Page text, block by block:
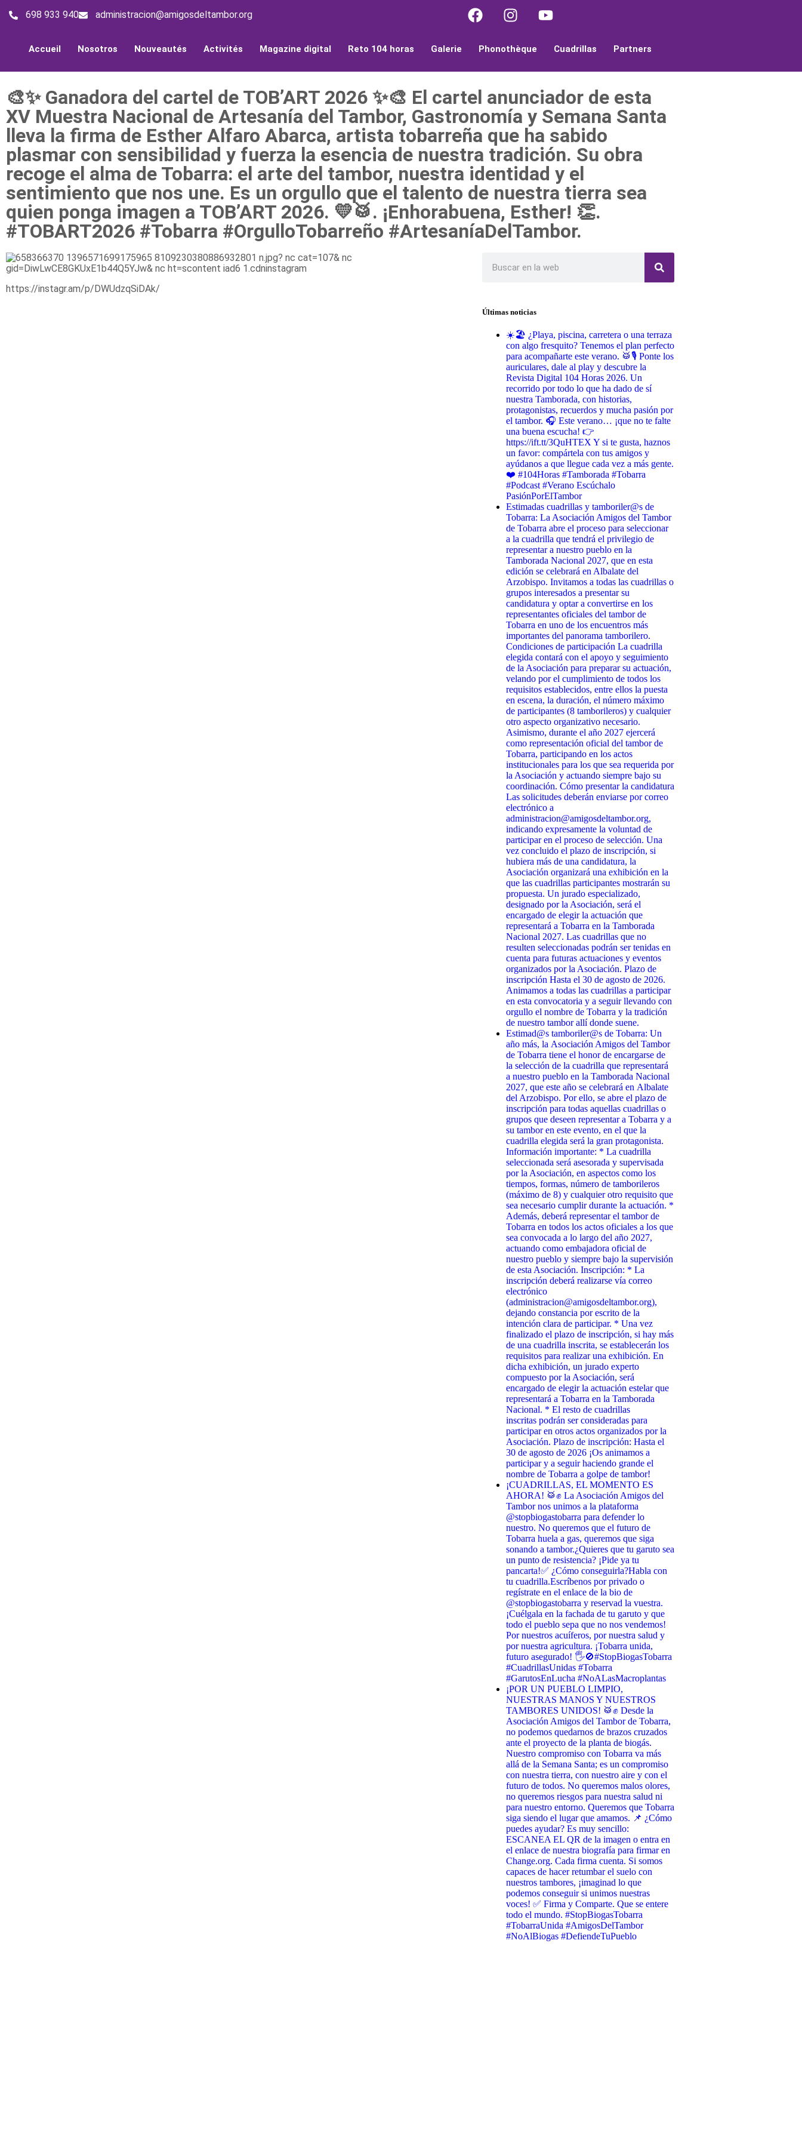
698 933 940 administracion@amigosdeltambor.org
Accueil Nosotros Nouveautés Activités Magazine digital Reto 104 horas Galerie Phonothèque Cuadrillas Partners
🎨✨ Ganadora del cartel de TOB’ART 2026 ✨🎨 El cartel anunciador de esta
XV Muestra Nacional de Artesanía del Tambor, Gastronomía y Semana Santa
lleva la firma de Esther Alfaro Abarca, artista tobarreña que ha sabido
plasmar con sensibilidad y fuerza la esencia de nuestra tradición. Su obra
recoge el alma de Tobarra: el arte del tambor, nuestra identidad y el
sentimiento que nos une. Es un orgullo que el talento de nuestra tierra sea
quien ponga imagen a TOB’ART 2026. 💛🥁. ¡Enhorabuena, Esther! 👏.
#TOBART2026 #Tobarra #OrgulloTobarreño #ArtesaníaDelTambor.
https://instagr.am/p/DWUdzqSiDAk/
Últimas noticias
☀️🏖️ ¿Playa, piscina, carretera o una terraza
con algo fresquito? Tenemos el plan perfecto
para acompañarte este verano. 🥁🎙️ Ponte los
auriculares, dale al play y descubre la
Revista Digital 104 Horas 2026. Un
recorrido por todo lo que ha dado de sí
nuestra Tamborada, con historias,
protagonistas, recuerdos y mucha pasión por
el tambor. 🎧 Este verano… ¡que no te falte
una buena escucha! 👉
https://ift.tt/3QuHTEX Y si te gusta, haznos
un favor: compártela con tus amigos y
ayúdanos a que llegue cada vez a más gente.
❤️ #104Horas #Tamborada #Tobarra
#Podcast #Verano Escúchalo
PasiónPorElTambor
Estimadas cuadrillas y tamboriler@s de
Tobarra: La Asociación Amigos del Tambor
de Tobarra abre el proceso para seleccionar
a la cuadrilla que tendrá el privilegio de
representar a nuestro pueblo en la
Tamborada Nacional 2027, que en esta
edición se celebrará en Albalate del
Arzobispo. Invitamos a todas las cuadrillas o
grupos interesados a presentar su
candidatura y optar a convertirse en los
representantes oficiales del tambor de
Tobarra en uno de los encuentros más
importantes del panorama tamborilero.
Condiciones de participación La cuadrilla
elegida contará con el apoyo y seguimiento
de la Asociación para preparar su actuación,
velando por el cumplimiento de todos los
requisitos establecidos, entre ellos la puesta
en escena, la duración, el número máximo
de participantes (8 tamborileros) y cualquier
otro aspecto organizativo necesario.
Asimismo, durante el año 2027 ejercerá
como representación oficial del tambor de
Tobarra, participando en los actos
institucionales para los que sea requerida por
la Asociación y actuando siempre bajo su
coordinación. Cómo presentar la candidatura
Las solicitudes deberán enviarse por correo
electrónico a
administracion@amigosdeltambor.org,
indicando expresamente la voluntad de
participar en el proceso de selección. Una
vez concluido el plazo de inscripción, si
hubiera más de una candidatura, la
Asociación organizará una exhibición en la
que las cuadrillas participantes mostrarán su
propuesta. Un jurado especializado,
designado por la Asociación, será el
encargado de elegir la actuación que
representará a Tobarra en la Tamborada
Nacional 2027. Las cuadrillas que no
resulten seleccionadas podrán ser tenidas en
cuenta para futuras actuaciones y eventos
organizados por la Asociación. Plazo de
inscripción Hasta el 30 de agosto de 2026.
Animamos a todas las cuadrillas a participar
en esta convocatoria y a seguir llevando con
orgullo el nombre de Tobarra y la tradición
de nuestro tambor allí donde suene.
Estimad@s tamboriler@s de Tobarra: Un
año más, la Asociación Amigos del Tambor
de Tobarra tiene el honor de encargarse de
la selección de la cuadrilla que representará
a nuestro pueblo en la Tamborada Nacional
2027, que este año se celebrará en Albalate
del Arzobispo. Por ello, se abre el plazo de
inscripción para todas aquellas cuadrillas o
grupos que deseen representar a Tobarra y a
su tambor en este evento, en el que la
cuadrilla elegida será la gran protagonista.
Información importante: * La cuadrilla
seleccionada será asesorada y supervisada
por la Asociación, en aspectos como los
tiempos, formas, número de tamborileros
(máximo de 8) y cualquier otro requisito que
sea necesario cumplir durante la actuación. *
Además, deberá representar el tambor de
Tobarra en todos los actos oficiales a los que
sea convocada a lo largo del año 2027,
actuando como embajadora oficial de
nuestro pueblo y siempre bajo la supervisión
de esta Asociación. Inscripción: * La
inscripción deberá realizarse vía correo
electrónico
(administracion@amigosdeltambor.org),
dejando constancia por escrito de la
intención clara de participar. * Una vez
finalizado el plazo de inscripción, si hay más
de una cuadrilla inscrita, se establecerán los
requisitos para realizar una exhibición. En
dicha exhibición, un jurado experto
compuesto por la Asociación, será
encargado de elegir la actuación estelar que
representará a Tobarra en la Tamborada
Nacional. * El resto de cuadrillas
inscritas podrán ser consideradas para
participar en otros actos organizados por la
Asociación. Plazo de inscripción: Hasta el
30 de agosto de 2026 ¡Os animamos a
participar y a seguir haciendo grande el
nombre de Tobarra a golpe de tambor!
¡CUADRILLAS, EL MOMENTO ES
AHORA! 🥁✊ La Asociación Amigos del
Tambor nos unimos a la plataforma
@stopbiogastobarra para defender lo
nuestro. No queremos que el futuro de
Tobarra huela a gas, queremos que siga
sonando a tambor. ​¿Quieres que tu garuto sea
un punto de resistencia? ¡Pide ya tu
pancarta! ​✅ ¿Cómo conseguirla? ​Habla con
tu cuadrilla. ​Escríbenos por privado o
regístrate en el enlace de la bio de
@stopbiogastobarra y reservad la vuestra. ​
¡Cuélgala en la fachada de tu garuto y que
todo el pueblo sepa que no nos vendemos! ​
Por nuestros acuíferos, por nuestra salud y
por nuestra agricultura. ¡Tobarra unida,
futuro asegurado! 🖐️🚫 ​#StopBiogasTobarra
#CuadrillasUnidas #Tobarra
#GarutosEnLucha #NoALasMacroplantas
¡POR UN PUEBLO LIMPIO,
NUESTRAS MANOS Y NUESTROS
TAMBORES UNIDOS! 🥁✊ Desde la
Asociación Amigos del Tambor de Tobarra,
no podemos quedarnos de brazos cruzados
ante el proyecto de la planta de biogás.
Nuestro compromiso con Tobarra va más
allá de la Semana Santa; es un compromiso
con nuestra tierra, con nuestro aire y con el
futuro de todos. No queremos malos olores,
no queremos riesgos para nuestra salud ni
para nuestro entorno. Queremos que Tobarra
siga siendo el lugar que amamos. 📌 ¿Cómo
puedes ayudar? Es muy sencillo:
ESCANEA EL QR de la imagen o entra en
el enlace de nuestra biografía para firmar en
Change.org. Cada firma cuenta. Si somos
capaces de hacer retumbar el suelo con
nuestros tambores, ¡imaginad lo que
podemos conseguir si unimos nuestras
voces! ✅ Firma y Comparte. Que se entere
todo el mundo. #StopBiogasTobarra
#TobarraUnida #AmigosDelTambor
#NoAlBiogas #DefiendeTuPueblo